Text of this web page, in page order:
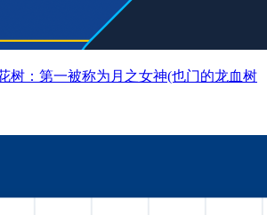
树：第一被称为月之女神(也门的龙血树